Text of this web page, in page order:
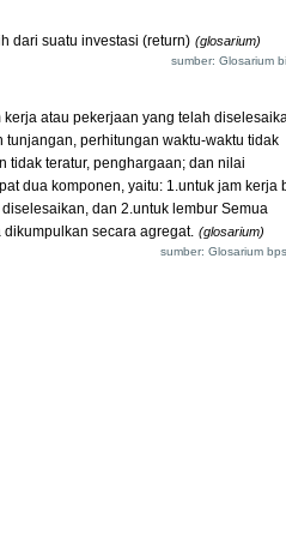
dari suatu investasi (return) (glosarium)
sumber: Glosarium
atau pekerjaan yang telah
tunjangan, perhitungan waktu-waktu tidak
tidak teratur, penghargaan; dan nilai
dua komponen, yaitu: 1.untuk jam kerja
dan 2.untuk lembur Semua
secara agregat. (glosarium)
sumber: Glosarium